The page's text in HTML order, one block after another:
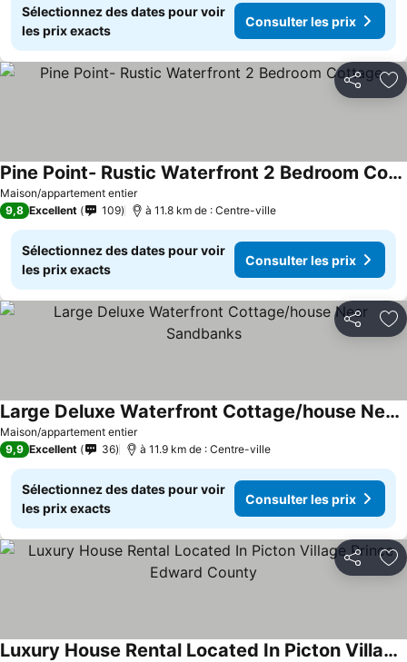
Sélectionnez des dates pour voir
les prix exacts
Consulter les prix
Partager
Maison/appartement entier
Pine Point- Rustic Waterfront 2 Bedroom Cottage
9,8 Excellent 109 à 11.8 km de : Centre-ville
Sélectionnez des dates pour voir
les prix exacts
Consulter les prix
Partager
Maison/appartement entier
Large Deluxe Waterfront Cottage/house Near Sandbanks
9,9 Excellent 36 à 11.9 km de : Centre-ville
Sélectionnez des dates pour voir
les prix exacts
Consulter les prix
Partager
Luxury House Rental Located In Picton Village Prince Edward County